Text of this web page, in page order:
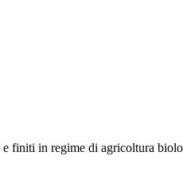
finiti in regime di agricoltura